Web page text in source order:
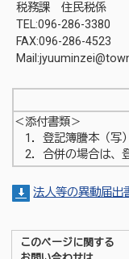
税務課 住民税係
TEL:096-286-3380
FAX:096-286-4523
＜添付書類＞
1．登記簿謄本（写）
2．合併の場合は、
法人等の異動届出
このページに関する